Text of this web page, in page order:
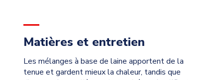
Matières et entretien
Les mélanges à base de laine apportent de la
tenue et gardent mieux la chaleur, tandis que